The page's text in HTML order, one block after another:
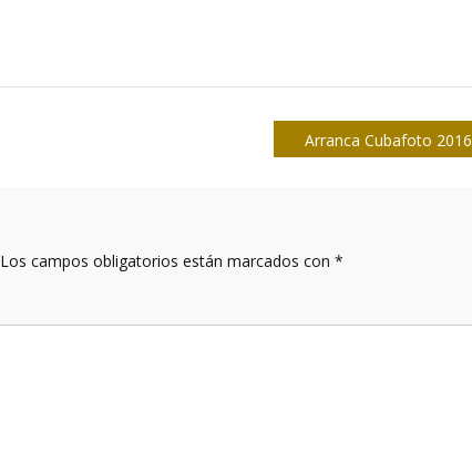
Arranca Cubafoto 2016
Los campos obligatorios están marcados con *